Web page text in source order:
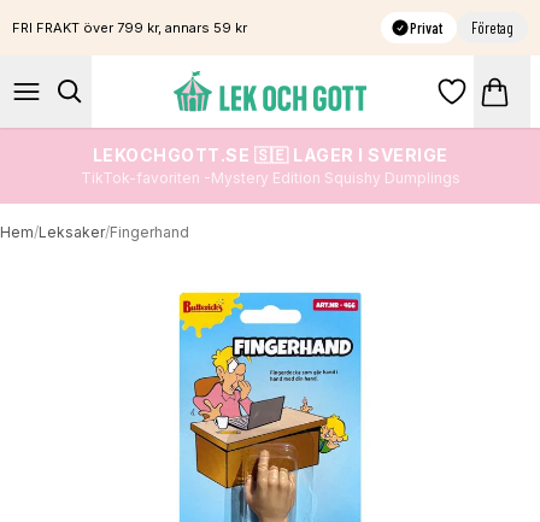
FRI FRAKT över 799 kr, annars 59 kr Privat Företag
LEKOCHGOTT.SE 🇸🇪 LAGER I SVERIGE
TikTok-favoriten -Mystery Edition Squishy Dumplings
Hem/Leksaker/Fingerhand